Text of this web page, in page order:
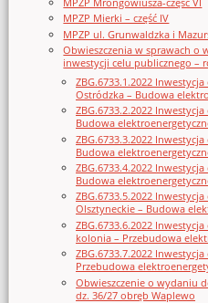
MPZP Mierki – część IV
MPZP ul. Grunwaldzka i
Obwieszczenia w sprawach o
inwestycji celu publicznego –
ZBG.6733.1.2022
Ostródzka – Budowa
ZBG.6733.2.2022
Budowa
ZBG.6733.3.2022
Budowa
ZBG.6733.4.2022
Budowa
ZBG.6733.5.2022
Olsztyneckie – Budowa
ZBG.6733.6.2022
kolonia – Przebudowa
ZBG.6733.7.2022
Przebudowa
Obwieszczenie o wydaniu
dz. 36/27 obręb Waplewo